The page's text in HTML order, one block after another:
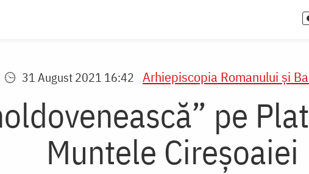
31 August 2021 16:42 Arhiepiscopia Romanului şi
pe
Muntele Cireșoaiei